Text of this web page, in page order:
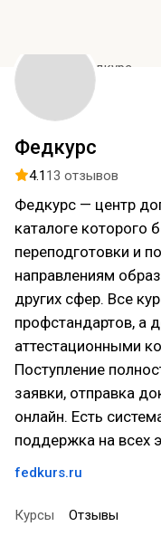
Курсы Федкурс
Федкурс
4.113 отзывов
Федкурс — центр
каталоге которого
переподготовки и
направлениям
других сфер. Все
профстандартов, а
аттестационными
Поступление
заявки, отправка
онлайн. Есть
поддержка на всех
fedkurs.ru
Курсы Отзывы